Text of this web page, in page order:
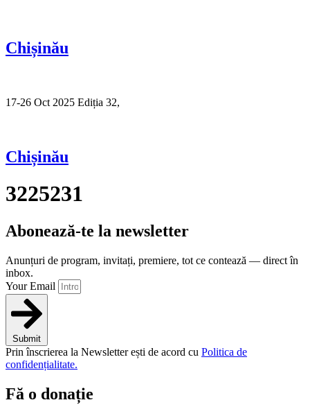
Chișinău
17-26 Oct 2025 Ediția 32,
Chișinău
3225231
Abonează-te la newsletter
Anunțuri de program, invitați, premiere, tot ce contează — direct în
inbox.
Your Email
Submit
Prin înscrierea la Newsletter ești de acord cu Politica de
confidențialitate.
Fă o donație